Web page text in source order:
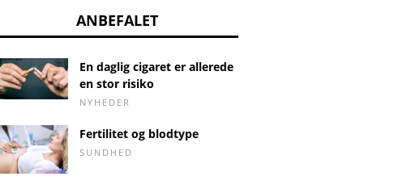
ANBEFALET
En daglig cigaret er allerede
en stor risiko
NYHEDER
Fertilitet og blodtype
SUNDHED